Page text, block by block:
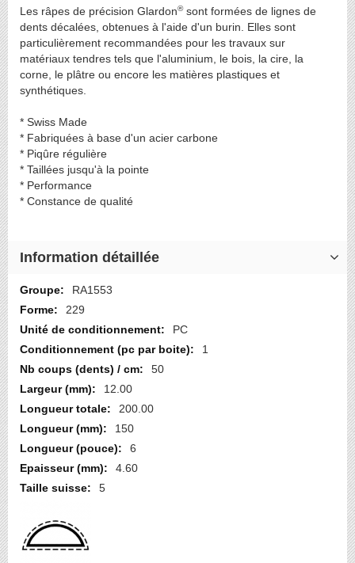
Les râpes de précision Glardon®sont formées de lignes de
dents décalées, obtenues à l'aide d'un burin. Elles sont
particulièrement recommandées pour les travaux sur
matériaux tendres tels que l'aluminium, le bois, la cire, la
corne, le plâtre ou encore les matières plastiques et
synthétiques.
* Swiss Made
* Fabriquées à base d'un acier carbone
* Piqûre régulière
* Taillées jusqu'à la pointe
* Performance
* Constance de qualité
Information détaillée
Plus
d’information
RA1553
229
PC
1
50
12.00
200.00
150
6
4.60
5